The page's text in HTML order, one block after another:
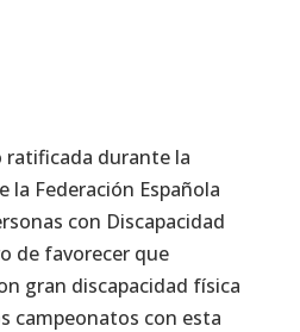
ratificada durante la
la Federación Española
con Discapacidad
de favorecer que
gran discapacidad física
campeonatos con esta